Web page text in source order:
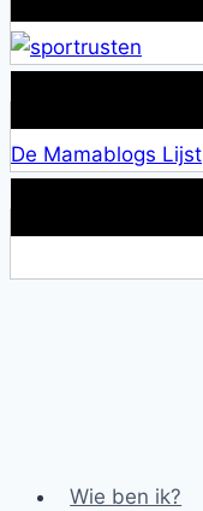
De Mamablogs Lijst
Wie ben ik?